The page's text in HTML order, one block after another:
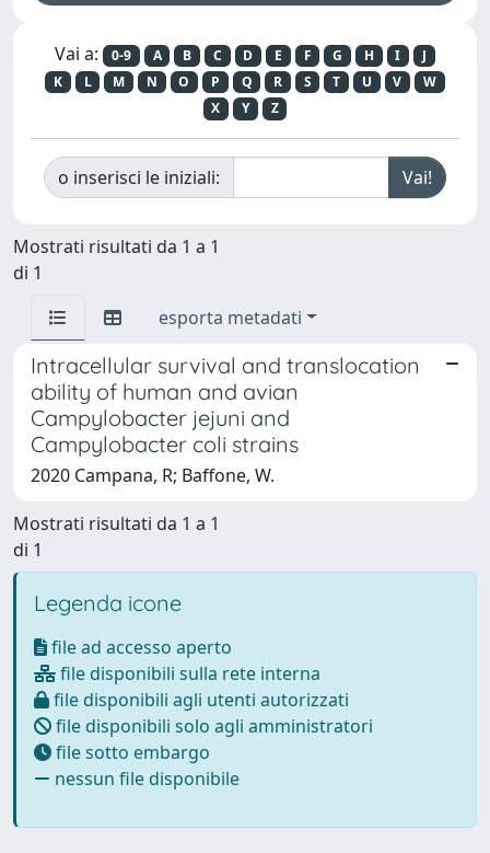
Vai a: 0-9 A B C D E F G H I
J
K
L M N O P Q R S T U V
W
X
Y Z
o inserisci le iniziali:
Mostrati risultati da 1 a 1
di 1
esporta metadati
Intracellular survival and translocation
ability of human and avian
Campylobacter jejuni and
Campylobacter coli strains
2020 Campana, R; Baffone, W.
Mostrati risultati da 1 a 1
di 1
Legenda icone
file ad accesso aperto
file disponibili sulla rete interna
file disponibili agli utenti autorizzati
file disponibili solo agli amministratori
file sotto embargo
nessun file disponibile